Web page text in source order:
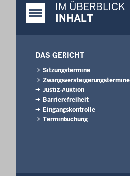
Justiz-Portal im Überblick:
IM ÜBERBLICK
INHALT
DAS GERICHT
Sitzungstermine
Zwangsversteigerungs­termine
Justiz-Auktion
Barrierefreiheit
Eingangskontrolle
Terminbuchung